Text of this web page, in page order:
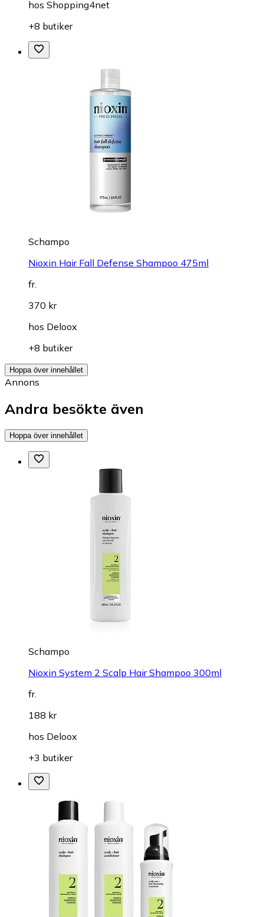
hos Shopping4net
+8 butiker
Schampo
Nioxin Hair Fall Defense Shampoo 475ml
fr.
370 kr
hos Deloox
+8 butiker
Hoppa över innehållet
Annons
Andra besökte även
Hoppa över innehållet
Schampo
Nioxin System 2 Scalp Hair Shampoo 300ml
fr.
188 kr
hos Deloox
+3 butiker